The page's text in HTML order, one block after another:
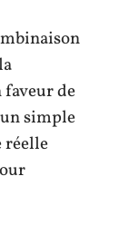
faveur de
simple
réelle